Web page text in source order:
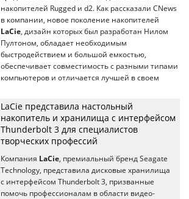
накопителей Rugged и d2. Как рассказали CNews
в компании, новое поколение накопителей
LaCie, дизайн которых был разработан Нилом
Пултоном, обладает необходимым
быстродействием и большой емкостью,
обеспечивает совместимость с разными типами
компьютеров и отличается лучшей в своем
LaCie представила настольный
накопитель и хранилища с интерфейсом
Thunderbolt 3 для специалистов
творческих профессий
Компания LaCie, премиальный бренд Seagate
Technology, представила дисковые хранилища
с интерфейсом Thunderbolt 3, призванные
помочь профессионалам в области видео-